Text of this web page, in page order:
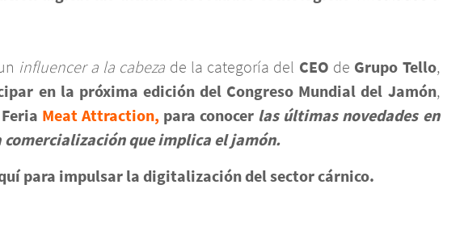
influencer a la cabeza de la categoría del CEO de Grupo Tello,
en la próxima edición del Congreso Mundial del Jamón,
Feria Meat Attraction, para conocer las últimas novedades en
que implica el jamón.
para impulsar la digitalización del sector cárnico.